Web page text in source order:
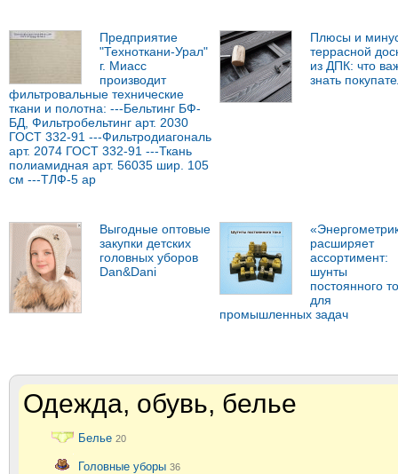
Предприятие
"Техноткани-Урал"
г. Миасс
производит
фильтровальные технические
ткани и полотна: ---Бельтинг БФ-
БД, Фильтробельтинг арт. 2030
ГОСТ 332-91 ---Фильтродиагональ
арт. 2074 ГОСТ 332-91 ---Ткань
полиамидная арт. 56035 шир. 105
см ---ТЛФ-5 ар
Плюсы и
террасной
из ДПК: что
знать
Выгодные оптовые
закупки детских
головных уборов
Dan&Dani
расширяет
ассортимент:
шунты
постоянного
для
промышленных задач
Одежда, обувь, белье
Белье 20
Головные уборы 36